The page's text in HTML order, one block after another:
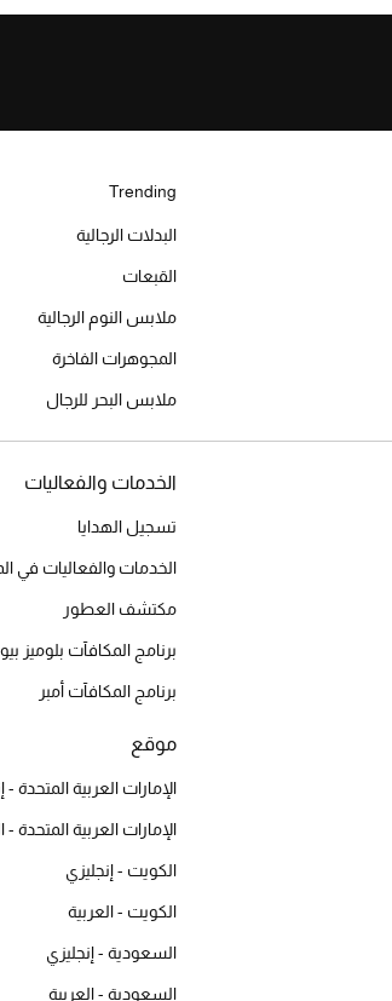
Trending
البدلات الرجالية
القبعات
ملابس النوم الرجالية
المجوهرات الفاخرة
ملابس البحر للرجال
الخدمات والفعاليات
تسجيل الهدايا
الخدمات والفعاليات في
مكتشف العطور
برنامج المكافآت بلوميز
برنامج المكافآت أمبر
موقع
الإمارات العربية المتحدة -
الإمارات العربية المتحدة -
الكويت - إنجليزي
الكويت - العربية
السعودية - إنجليزي
السعودية - العربية